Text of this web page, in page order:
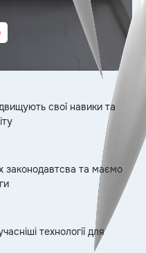
свої навики та
та маємо
технології для